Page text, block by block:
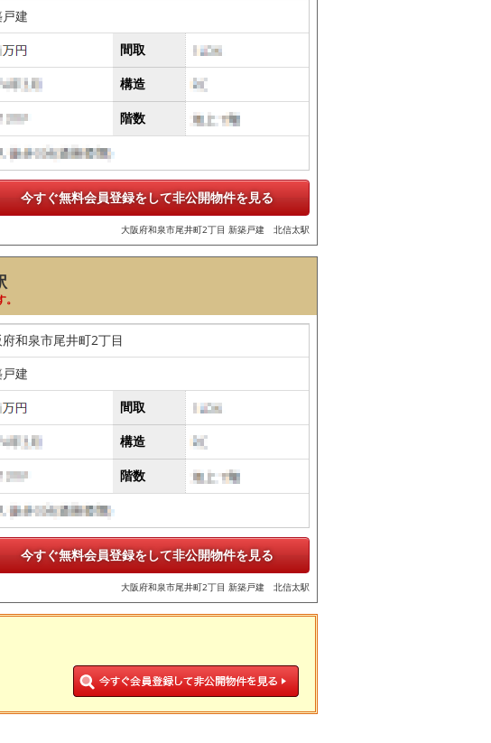
建
間取
構造
階数
今すぐ無料会員登録をして非公開物件を見る
大阪府和泉市尾井町2丁目 新築戸建 北信太駅
府和泉市尾井町2丁目
建
間取
構造
階数
今すぐ無料会員登録をして非公開物件を見る
大阪府和泉市尾井町2丁目 新築戸建 北信太駅